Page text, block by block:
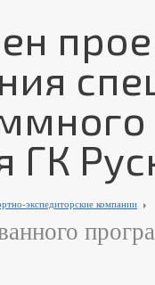
ГК
экспедиторские компании